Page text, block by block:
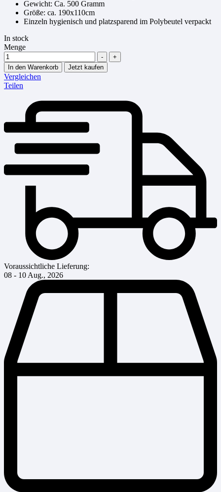
Gewicht: Ca. 500 Gramm
Größe: ca. 190x110cm
Einzeln hygienisch und platzsparend im Polybeutel verpackt
In stock
Menge
-
+
In den Warenkorb
Jetzt kaufen
Vergleichen
Teilen
Voraussichtliche Lieferung:
08 - 10 Aug., 2026